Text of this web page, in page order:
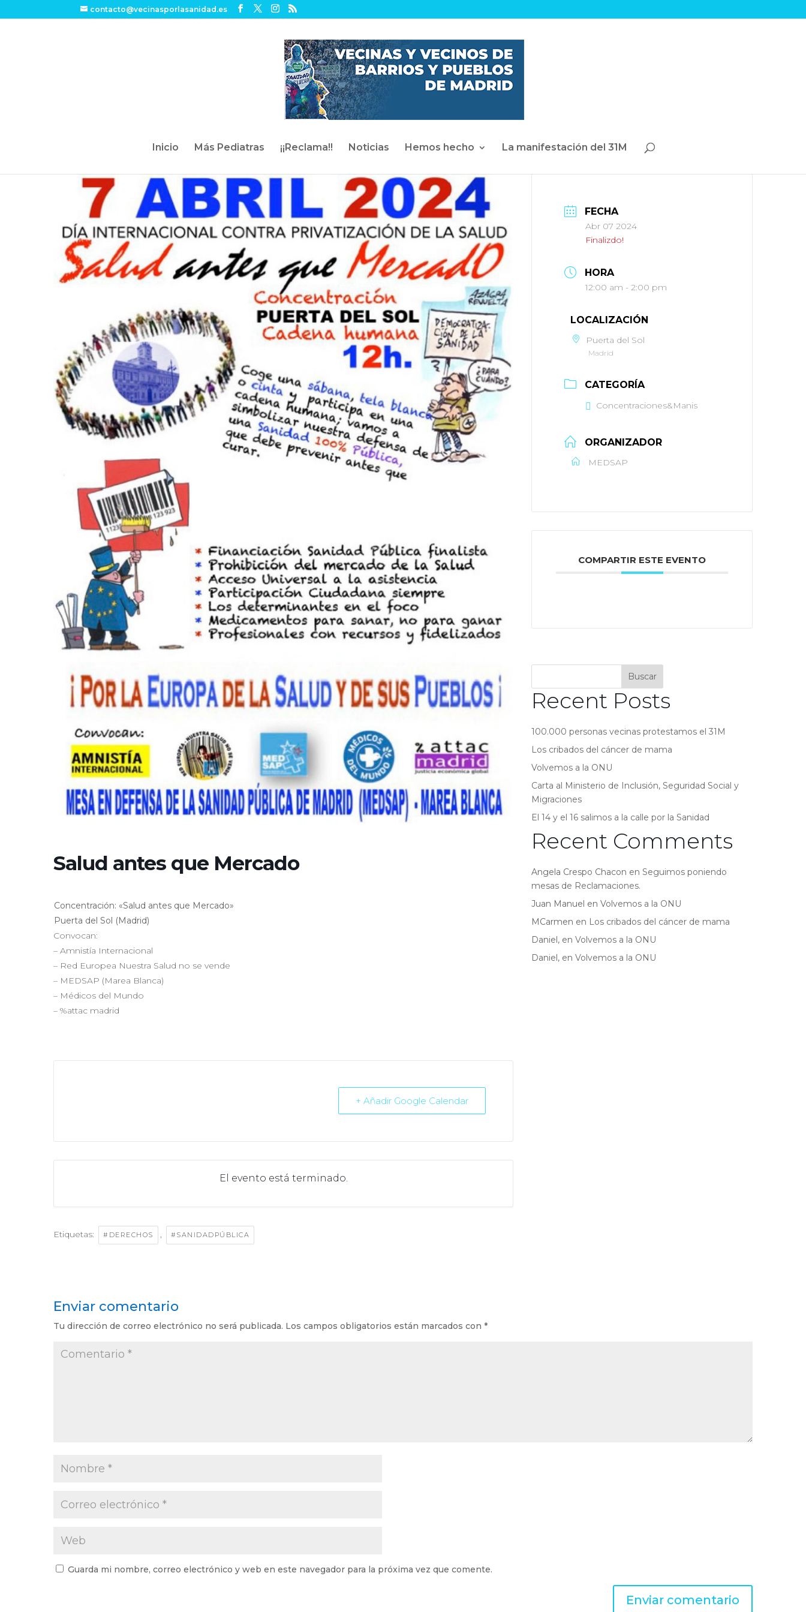
contacto@vecinasporlasanidad.es
Inicio Más Pediatras ¡¡Reclama!! Noticias Hemos hecho La manifestación del 31M
Salud antes que Mercado
Concentración: «Salud antes que Mercado»
Puerta del Sol (Madrid)
Convocan:
– Amnistía Internacional
– Red Europea Nuestra Salud no se vende
– MEDSAP (Marea Blanca)
– Médicos del Mundo
– %attac madrid
+ Añadir Google Calendar
El evento está terminado.
Etiquetas: #DERECHOS , #SANIDADPÚBLICA
FECHA
Abr 07 2024
Finalizdo!
HORA
12:00 am - 2:00 pm
LOCALIZACIÓN
Puerta del Sol
Madrid
CATEGORÍA
Concentraciones&Manis
ORGANIZADOR
MEDSAP
COMPARTIR ESTE EVENTO
Buscar
Recent Posts
100.000 personas vecinas protestamos el 31M
Los cribados del cáncer de mama
Volvemos a la ONU
Carta al Ministerio de Inclusión, Seguridad Social y
Migraciones
El 14 y el 16 salimos a la calle por la Sanidad
Recent Comments
Angela Crespo Chacon enSeguimos poniendo
mesas de Reclamaciones.
Juan Manuel enVolvemos a la ONU
MCarmen en Los cribados del cáncer de mama
Daniel, enVolvemos a la ONU
Daniel, enVolvemos a la ONU
Enviar comentario
Tu dirección de correo electrónico no será publicada. Los campos obligatorios están marcados con *
Guarda mi nombre, correo electrónico y web en este navegador para la próxima vez que comente.